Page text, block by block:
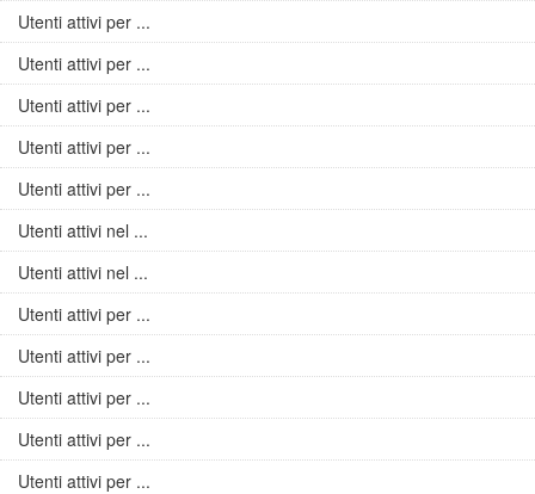
Utenti attivi per ...
Utenti attivi per ...
Utenti attivi per ...
Utenti attivi per ...
Utenti attivi per ...
Utenti attivi nel ...
Utenti attivi nel ...
Utenti attivi per ...
Utenti attivi per ...
Utenti attivi per ...
Utenti attivi per ...
Utenti attivi per ...